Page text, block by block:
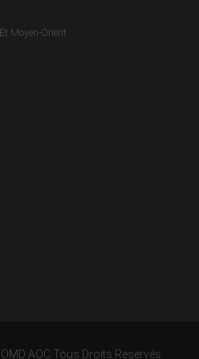
Moyen-Orient
AOC Tous Droits Reservés.